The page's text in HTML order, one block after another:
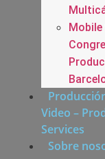
Mobile
Video –
Services
Sobre